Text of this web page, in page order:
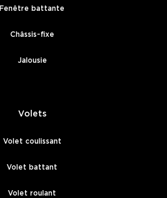
Fenêtre battante
Châssis-fixe
Jalousie
Volets
Volet coulissant
Volet battant
Volet roulant